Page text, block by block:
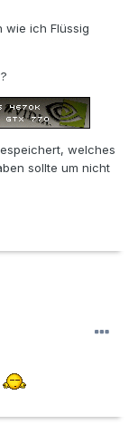
wie ich Flüssig
welches
sollte um nicht